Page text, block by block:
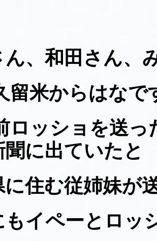
、和田さん、
米からはなで
ッショを送っ
に出ていたと
に住む従姉妹が
イペーとロッ